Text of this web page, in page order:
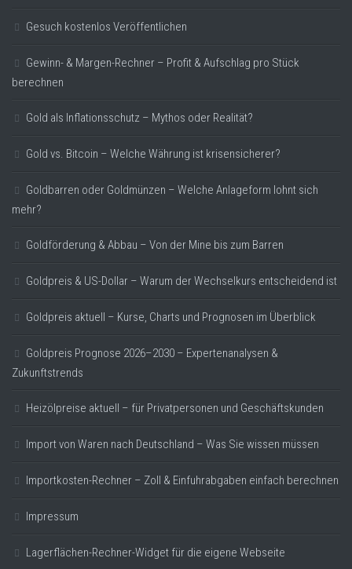
Gesuch kostenlos Veröffentlichen
Gewinn- & Margen-Rechner – Profit & Aufschlag pro Stück
berechnen
Gold als Inflationsschutz – Mythos oder Realität?
Gold vs. Bitcoin – Welche Währung ist krisensicherer?
Goldbarren oder Goldmünzen – Welche Anlageform lohnt sich
mehr?
Goldförderung & Abbau – Von der Mine bis zum Barren
Goldpreis & US-Dollar – Warum der Wechselkurs entscheidend ist
Goldpreis aktuell – Kurse, Charts und Prognosen im Überblick
Goldpreis Prognose 2026–2030 – Expertenanalysen &
Zukunftstrends
Heizölpreise aktuell – für Privatpersonen und Geschäftskunden
Import von Waren nach Deutschland – Was Sie wissen müssen
Importkosten-Rechner – Zoll & Einfuhrabgaben einfach berechnen
Impressum
Lagerflächen-Rechner-Widget für die eigene Webseite